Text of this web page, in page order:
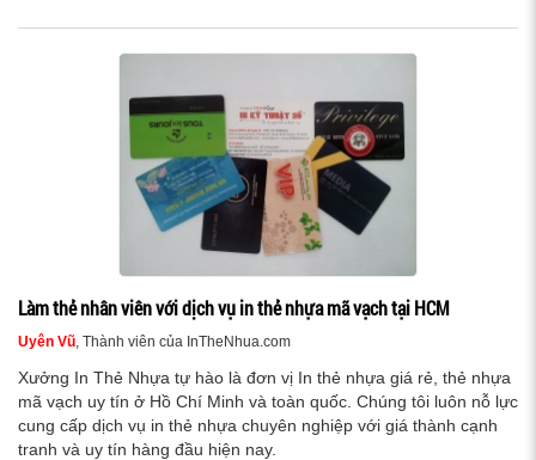
Làm thẻ nhân viên với dịch vụ in thẻ nhựa mã vạch tại HCM
Uyên Vũ, Thành viên của InTheNhua.com
Xưởng In Thẻ Nhựa tự hào là đơn vị In thẻ nhựa giá rẻ, thẻ nhựa
mã vạch uy tín ở Hồ Chí Minh và toàn quốc. Chúng tôi luôn nỗ lực
cung cấp dịch vụ in thẻ nhựa chuyên nghiệp với giá thành cạnh
tranh và uy tín hàng đầu hiện nay.